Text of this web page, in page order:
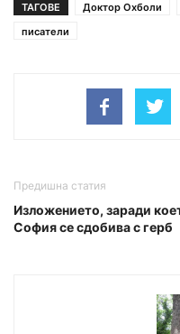
ТАГОВЕ Доктор Охболи
писатели
Предишна статия
Изложението, заради
София се сдобива с герб